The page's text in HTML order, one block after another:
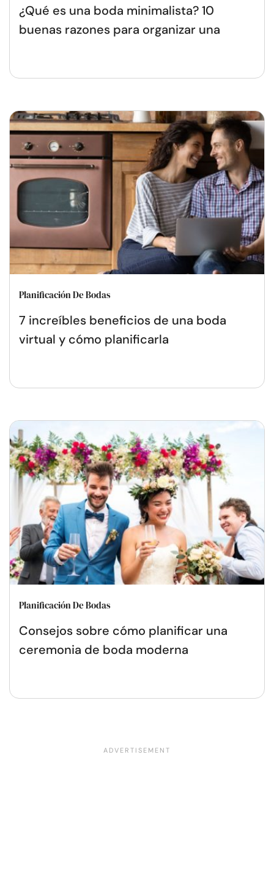
¿Qué es una boda minimalista? 10
buenas razones para organizar una
Planificación De Bodas
7 increíbles beneficios de una boda
virtual y cómo planificarla
Planificación De Bodas
Consejos sobre cómo planificar una
ceremonia de boda moderna